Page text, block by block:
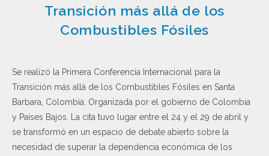
Transición más allá de los
Combustibles Fósiles
Se realizó la Primera Conferencia Internacional para la
Transición más allá de los Combustibles Fósiles en Santa
Barbara, Colombia. Organizada por el gobierno de Colombia
y Países Bajos. La cita tuvo lugar entre el 24 y el 29 de abril y
se transformó en un espacio de debate abierto sobre la
necesidad de superar la dependencia económica de los